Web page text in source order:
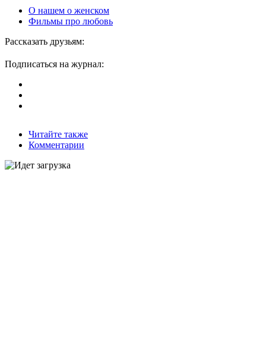
О нашем о женском
Фильмы про любовь
Рассказать друзьям:
Подписаться на журнал:
Читайте также
Комментарии